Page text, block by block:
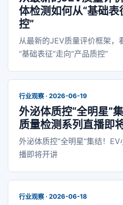
体检测如何从“基础表
控”
从最新的JEV质量评价框架，
“基础表征”走向“产品质控”
行业观察 · 2026-06-19
外泌体质控“全明星”
质量检测系列直播即
外泌体质控“全明星”集结！
播即将开讲
行业观察 · 2026-06-18